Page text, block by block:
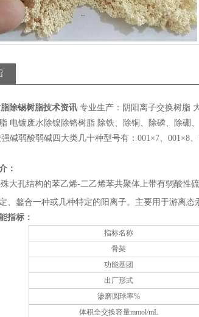
除锡树脂技术资讯 专业生产：阴阳离子交换树脂
电镀废水除镍除铬树脂 除铁、除铜、除磷、除硼
碱弱酸弱碱四大类几十种型号有：001×7、001×8、
：
大孔结构的苯乙烯-二乙烯苯共聚体上带有弱酸性
、鏊合一种或几种特定的阳离子。主要用于游离
指标：
指标名称
骨架
功能基团
出厂形式
渗磨圆球率%
体积全交换容量mmol/mL